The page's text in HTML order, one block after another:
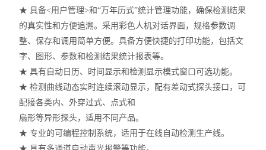
★ 具备<用户管理>和“万年历式”统计管理功能，确保检测结果
的真实性和方便追溯。采用彩色人机对话界面，规格参数调
整、保存和调用简单方便。具备方便快捷的打印功能，包括文
字、图形、参数和检测结果统计报表等。
★ 具有自动日历、时间显示和检测显示模式窗口可选功能。
★ 检测曲线动态实时连续滚动显示，配有差动式探头接口，可
配接各类内、外穿过式、点式和
扇形等异形探头，适用不同产品。
★ 专业的可编程控制系统，适用于在线自动检测生产线。